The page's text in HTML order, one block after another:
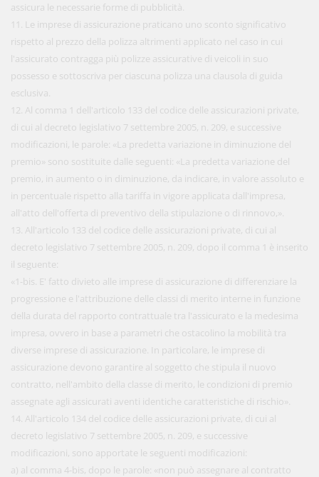
assicura le necessarie forme di pubblicità.
11. Le imprese di assicurazione praticano uno sconto significativo
rispetto al prezzo della polizza altrimenti applicato nel caso in cui
l'assicurato contragga più polizze assicurative di veicoli in suo
possesso e sottoscriva per ciascuna polizza una clausola di guida
esclusiva.
12. Al comma 1 dell'articolo 133 del codice delle assicurazioni private,
di cui al decreto legislativo 7 settembre 2005, n. 209, e successive
modificazioni, le parole: «La predetta variazione in diminuzione del
premio» sono sostituite dalle seguenti: «La predetta variazione del
premio, in aumento o in diminuzione, da indicare, in valore assoluto e
in percentuale rispetto alla tariffa in vigore applicata dall'impresa,
all'atto dell'offerta di preventivo della stipulazione o di rinnovo,».
13. All'articolo 133 del codice delle assicurazioni private, di cui al
decreto legislativo 7 settembre 2005, n. 209, dopo il comma 1 è inserito
il seguente:
«1-bis. E' fatto divieto alle imprese di assicurazione di differenziare la
progressione e l'attribuzione delle classi di merito interne in funzione
della durata del rapporto contrattuale tra l'assicurato e la medesima
impresa, ovvero in base a parametri che ostacolino la mobilità tra
diverse imprese di assicurazione. In particolare, le imprese di
assicurazione devono garantire al soggetto che stipula il nuovo
contratto, nell'ambito della classe di merito, le condizioni di premio
assegnate agli assicurati aventi identiche caratteristiche di rischio».
14. All'articolo 134 del codice delle assicurazioni private, di cui al
decreto legislativo 7 settembre 2005, n. 209, e successive
modificazioni, sono apportate le seguenti modificazioni:
a) al comma 4-bis, dopo le parole: «non può assegnare al contratto